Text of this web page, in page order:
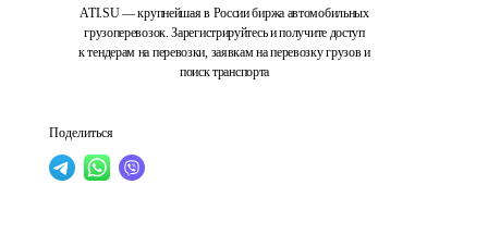
ATI.SU — крупнейшая в России биржа автомобильных
грузоперевозок. Зарегистрируйтесь и получите доступ
к тендерам на перевозки, заявкам на перевозку грузов и
поиск транспорта
Поделиться